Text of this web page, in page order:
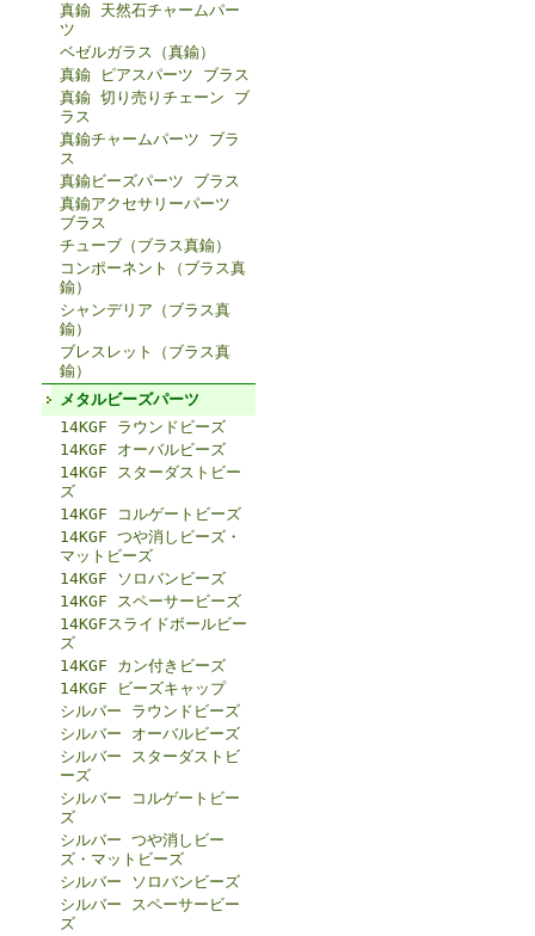
真鍮 天然石チャームパー
ツ
ベゼルガラス（真鍮）
真鍮 ピアスパーツ ブラス
真鍮 切り売りチェーン ブ
ラス
真鍮チャームパーツ ブラ
ス
真鍮ビーズパーツ ブラス
真鍮アクセサリーパーツ
ブラス
チューブ（ブラス真鍮）
コンポーネント（ブラス真
鍮）
シャンデリア（ブラス真
鍮）
ブレスレット（ブラス真
鍮）
メタルビーズパーツ
14KGF ラウンドビーズ
14KGF オーバルビーズ
14KGF スターダストビー
ズ
14KGF コルゲートビーズ
14KGF つや消しビーズ・
マットビーズ
14KGF ソロバンビーズ
14KGF スペーサービーズ
14KGFスライドボールビー
ズ
14KGF カン付きビーズ
14KGF ビーズキャップ
シルバー ラウンドビーズ
シルバー オーバルビーズ
シルバー スターダストビ
ーズ
シルバー コルゲートビー
ズ
シルバー つや消しビー
ズ・マットビーズ
シルバー ソロバンビーズ
シルバー スペーサービー
ズ